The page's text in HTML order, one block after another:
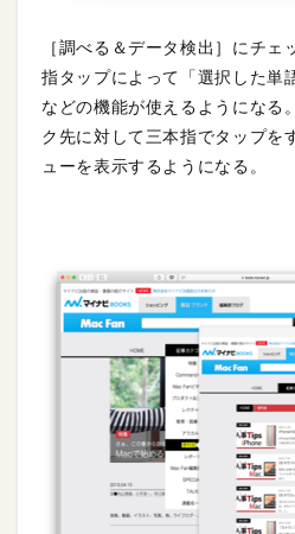
［調べる＆データ検出］にチ
指タップによって「選択した単
などの機能が使えるようになる
ク先に対して三本指でタップを
ューを表示するようになる。